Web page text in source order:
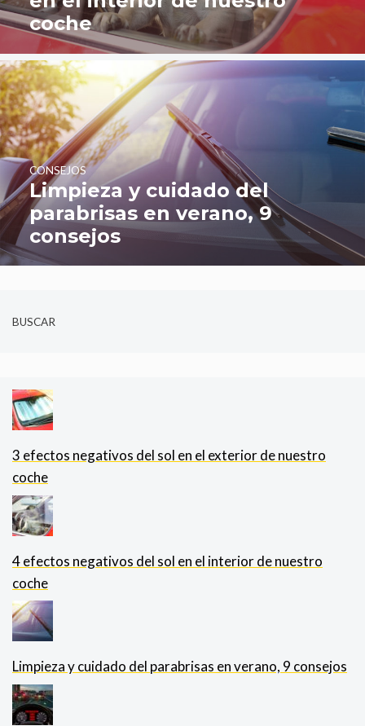
coche
Limpieza y cuidado del
parabrisas en verano, 9
consejos
CONSEJOS
BUSCAR
3 efectos negativos del sol en el exterior de nuestro
coche
4 efectos negativos del sol en el interior de nuestro
coche
Limpieza y cuidado del parabrisas en verano, 9 consejos